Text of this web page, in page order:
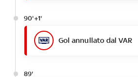
90'+1'
Gol annullato dal VAR
89'